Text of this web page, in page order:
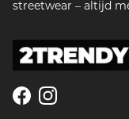
streetwear – altijd
FacebookInstagram